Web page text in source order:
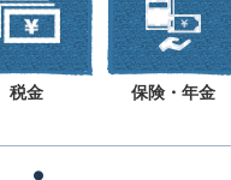
税金 保険・年金